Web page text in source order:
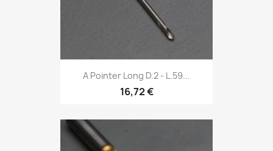
A Pointer Long D.2 - L.59...
16,72 €